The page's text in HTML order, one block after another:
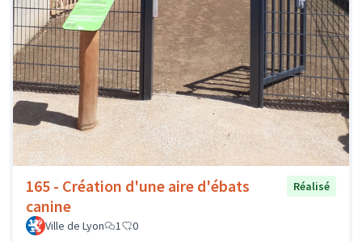
165 - Création d'une aire d'ébats
canine
Réalisé
Ville de Lyon 1 0